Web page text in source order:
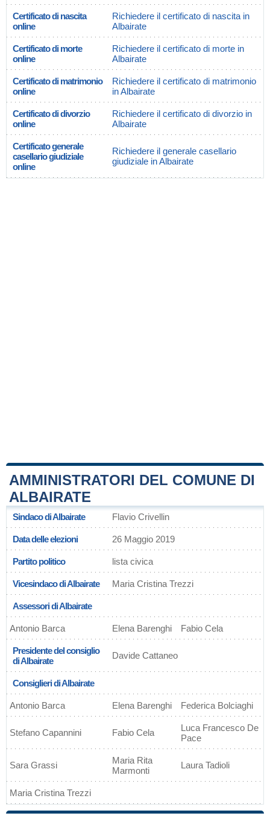
Certificato di nascita
online
Richiedere il certificato di nascita in
Albairate
Certificato di morte
online
Richiedere il certificato di morte in
Albairate
Certificato di matrimonio
online
Richiedere il certificato di matrimonio
in Albairate
Certificato di divorzio
online
Richiedere il certificato di divorzio in
Albairate
Certificato generale
casellario giudiziale
online
Richiedere il generale casellario
giudiziale in Albairate
AMMINISTRATORI DEL COMUNE DI
ALBAIRATE
Sindaco di Albairate Flavio Crivellin
Data delle elezioni 26 Maggio 2019
Partito politico lista civica
Vicesindaco di Albairate Maria Cristina Trezzi
Assessori di Albairate
Antonio Barca Elena Barenghi Fabio Cela
Presidente del consiglio
di Albairate
Davide Cattaneo
Consiglieri di Albairate
Antonio Barca Elena Barenghi Federica Bolciaghi
Stefano Capannini Fabio Cela
Luca Francesco De
Pace
Sara Grassi
Maria Rita
Marmonti
Laura Tadioli
Maria Cristina Trezzi